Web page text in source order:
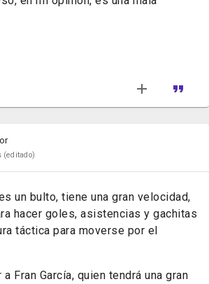
(editado)
un bulto, tiene una gran velocidad,
hacer goles, asistencias y gachitas
táctica para moverse por el
Fran García, quien tendrá una gran